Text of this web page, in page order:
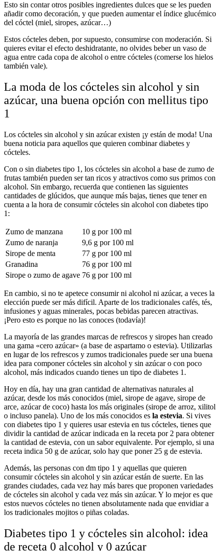
Esto sin contar otros posibles ingredientes dulces que se les pueden
añadir como decoración, y que pueden aumentar el índice glucémico
del cóctel (miel, siropes, azúcar…)
Estos cócteles deben, por supuesto, consumirse con moderación. Si
quieres evitar el efecto deshidratante, no olvides beber un vaso de
agua entre cada copa de alcohol o entre cócteles (comerse los hielos
también vale).
La moda de los cócteles sin alcohol y sin
azúcar, una buena opción con mellitus tipo
1
Los cócteles sin alcohol y sin azúcar existen ¡y están de moda! Una
buena noticia para aquellos que quieren combinar diabetes y
cócteles.
Con o sin diabetes tipo 1, los cócteles sin alcohol a base de zumo de
frutas también pueden ser tan ricos y atractivos como sus primos con
alcohol. Sin embargo, recuerda que contienen las siguientes
cantidades de glúcidos, que aunque más bajas, tienes que tener en
cuenta a la hora de consumir cócteles sin alcohol con diabetes tipo
1:
Zumo de manzana
10 g por 100 ml
Zumo de naranja
9,6 g por 100 ml
Sirope de menta
77 g por 100 ml
Granadina
76 g por 100 ml
Sirope o zumo de agave 76 g por 100 ml
En cambio, si no te apetece consumir ni alcohol ni azúcar, a veces la
elección puede ser más difícil. Aparte de los tradicionales cafés, tés,
infusiones y aguas minerales, pocas bebidas parecen atractivas.
¡Pero esto es porque no las conoces (todavía)!
La mayoría de las grandes marcas de refrescos y siropes han creado
una gama «cero azúcar» (a base de aspartamo o estevia). Utilizarlas
en lugar de los refrescos y zumos tradicionales puede ser una buena
idea para componer cócteles sin alcohol y sin azúcar o con poco
alcohol, más indicados cuando tienes un tipo de diabetes 1.
Hoy en día, hay una gran cantidad de alternativas naturales al
azúcar, desde los más conocidos (miel, sirope de agave, sirope de
arce, azúcar de coco) hasta los más originales (sirope de arroz, xilitol
o incluso panela). Uno de los más conocidos es la estevia. Si vives
con diabetes tipo 1 y quieres usar estevia en tus cócteles, tienes que
dividir la cantidad de azúcar indicada en la receta por 2 para obtener
la cantidad de estevia, con un sabor equivalente. Por ejemplo, si una
receta indica 50 g de azúcar, solo hay que poner 25 g de estevia.
Además, las personas con dm tipo 1 y aquellas que quieren
consumir cócteles sin alcohol y sin azúcar están de suerte. En las
grandes ciudades, cada vez hay más bares que proponen variedades
de cócteles sin alcohol y cada vez más sin azúcar. Y lo mejor es que
estos nuevos cócteles no tienen absolutamente nada que envidiar a
los tradicionales mojitos o piñas coladas.
Diabetes tipo 1 y cócteles sin alcohol: idea
de receta 0 alcohol y 0 azúcar